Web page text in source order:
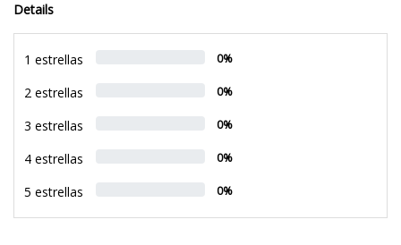
Details
1 estrellas 0%
2 estrellas 0%
3 estrellas 0%
4 estrellas 0%
5 estrellas 0%